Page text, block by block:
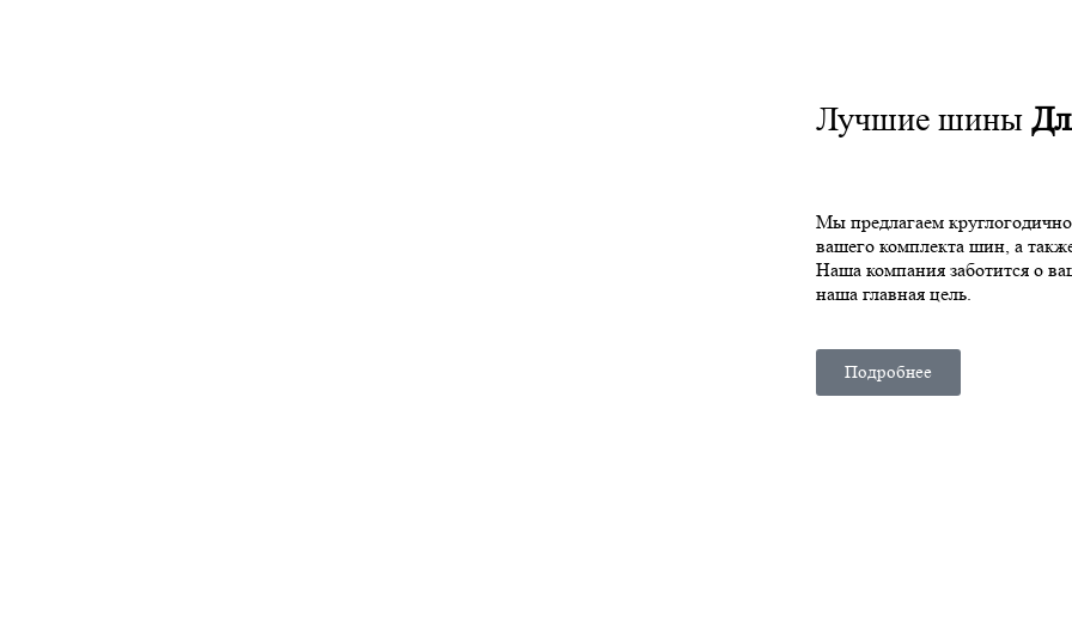
Лучшие шины
Мы предлагаем
вашего комплекта шин, а
Наша компания заботится о
наша главная цель.
Подробнее